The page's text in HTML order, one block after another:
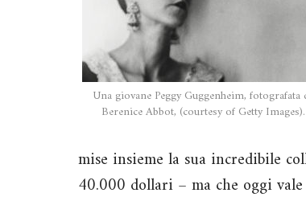
Una giovane Peggy Guggenheim, fotografata
Berenice Abbot, (courtesy of Getty Images).
mise insieme la sua incredibile
40.000 dollari – ma che oggi